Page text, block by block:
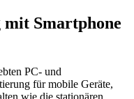
Smartphone
PC- und
für mobile Geräte,
wie die stationären